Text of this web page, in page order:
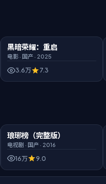
黑暗荣耀：重启
电影 · 国产 · 2025
3.6万 7.3
热门
琅琊榜（完整版）
电视剧 · 国产 · 2016
16万 9.0